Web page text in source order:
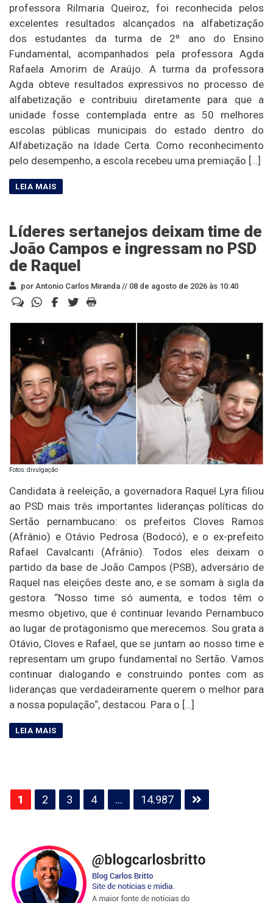
professora Rilmaria Queiroz, foi reconhecida pelos
excelentes resultados alcançados na alfabetização
dos estudantes da turma de 2º ano do Ensino
Fundamental, acompanhados pela professora Agda
Rafaela Amorim de Araújo. A turma da professora
Agda obteve resultados expressivos no processo de
alfabetização e contribuiu diretamente para que a
unidade fosse contemplada entre as 50 melhores
escolas públicas municipais do estado dentro do
Alfabetização na Idade Certa. Como reconhecimento
pelo desempenho, a escola recebeu uma premiação […]
Líderes sertanejos deixam time de
João Campos e ingressam no PSD
de Raquel
por Antonio Carlos Miranda // 08 de agosto de 2026 às 10:40
Fotos: divulgação
Candidata à reeleição, a governadora Raquel Lyra filiou
ao PSD mais três importantes lideranças políticas do
Sertão pernambucano: os prefeitos Cloves Ramos
(Afrânio) e Otávio Pedrosa (Bodocó), e o ex-prefeito
Rafael Cavalcanti (Afrânio). Todos eles deixam o
partido da base de João Campos (PSB), adversário de
Raquel nas eleições deste ano, e se somam à sigla da
gestora. “Nosso time só aumenta, e todos têm o
mesmo objetivo, que é continuar levando Pernambuco
ao lugar de protagonismo que merecemos. Sou grata a
Otávio, Cloves e Rafael, que se juntam ao nosso time e
representam um grupo fundamental no Sertão. Vamos
continuar dialogando e construindo pontes com as
lideranças que verdadeiramente querem o melhor para
a nossa população“, destacou. Para o […]
Paginação
de
1 2 3 4 … 14.987